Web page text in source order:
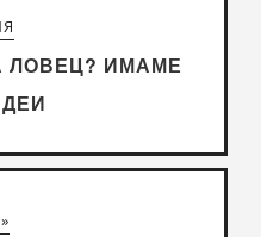
ЛОВЕЦ? ИМАМЕ